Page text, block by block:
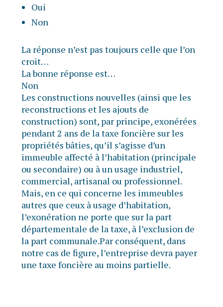
Oui
Non
La réponse n’est pas toujours celle que l’on
croit…
La bonne réponse est…
Non
Les constructions nouvelles (ainsi que les
reconstructions et les ajouts de
construction) sont, par principe, exonérées
pendant 2 ans de la taxe foncière sur les
propriétés bâties, qu’il s’agisse d’un
immeuble affecté à l’habitation (principale
ou secondaire) ou à un usage industriel,
commercial, artisanal ou professionnel.
Mais, en ce qui concerne les immeubles
autres que ceux à usage d’habitation,
l’exonération ne porte que sur la part
départementale de la taxe, à l’exclusion de
la part communale.Par conséquent, dans
notre cas de figure, l’entreprise devra payer
une taxe foncière au moins partielle.